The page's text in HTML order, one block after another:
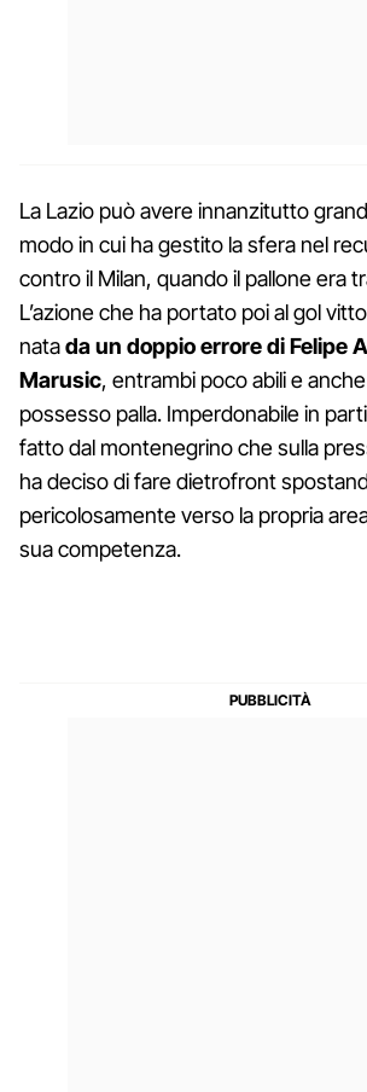
La Lazio può avere innanzitutto
modo in cui ha gestito la sfera nel
contro il Milan, quando il pallone era
L’azione che ha portato poi al gol
natada un doppio errore di Felipe
Marusic, entrambi poco abili e
possesso palla. Imperdonabile in
fatto dal montenegrino che sulla
ha deciso di fare dietrofront
pericolosamente verso la propria
sua competenza.